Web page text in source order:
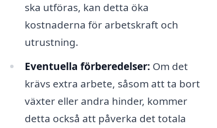
ska utföras, kan detta öka
kostnaderna för arbetskraft och
utrustning.
Eventuella förberedelser: Om det
krävs extra arbete, såsom att ta bort
växter eller andra hinder, kommer
detta också att påverka det totala